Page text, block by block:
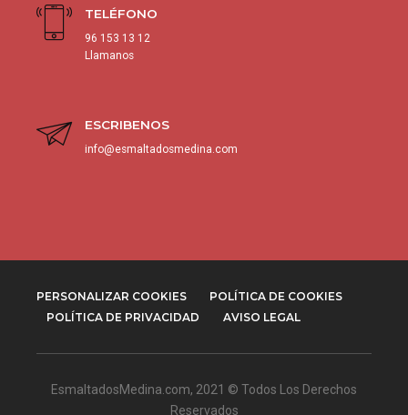
TELÉFONO
96 153 13 12
Llamanos
ESCRIBENOS
info@esmaltadosmedina.com
PERSONALIZAR COOKIES
POLÍTICA DE COOKIES
POLÍTICA DE PRIVACIDAD
AVISO LEGAL
EsmaltadosMedina.com, 2021 © Todos Los Derechos
Reservados